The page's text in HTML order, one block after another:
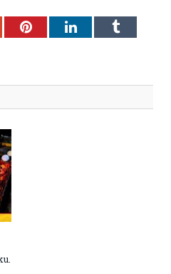
PinterestLinkedInTumblr